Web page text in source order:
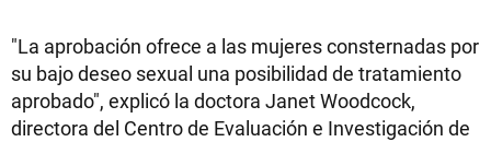
"La aprobación ofrece a las mujeres consternadas por
su bajo deseo sexual una posibilidad de tratamiento
aprobado", explicó la doctora Janet Woodcock,
directora del Centro de Evaluación e Investigación de